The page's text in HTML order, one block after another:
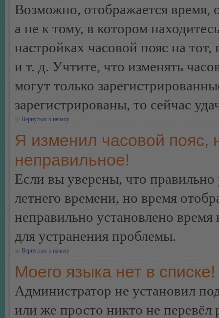
Возможно, отображается время,
а не к тому, в котором
настройках часовой пояс на
и т. д. Учтите, что изменять
могут только
зарегистрированы, то сейчас
Вернуться к началу
Я изменил часовой пояс,
неправильное!
Если вы уверены, что правильно
летнего времени, но время
неправильно установлено
для устранения проблемы.
Вернуться к началу
Моего языка нет в списке!
Администратор не установил
или же просто никто не